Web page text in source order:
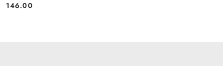
Cena:
146.00